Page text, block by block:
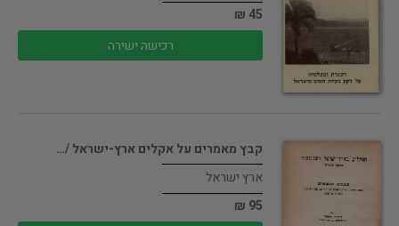
45 ₪
רכישה ישירה
קבץ מאמרים על אקלים ארץ-ישראל /…
ארץ ישראל
95 ₪